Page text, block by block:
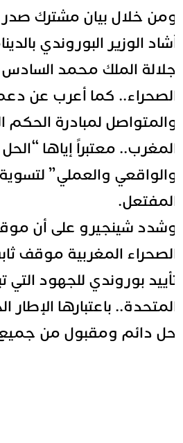
خلال بيان مشترك صدر
الوزير البوروندي
الملك محمد السادس
كما أعرب عن دعم
لمبادرة الحكم
معتبراً إياها “الحل
والعملي” لتسوية
شينجيرو على أن
المغربية موقف
بوروندي للجهود التي
باعتبارها الإطار
دائم ومقبول من جميع